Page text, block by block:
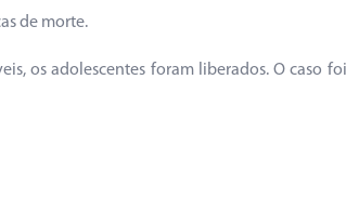
de morte.
os adolescentes foram liberados. O caso